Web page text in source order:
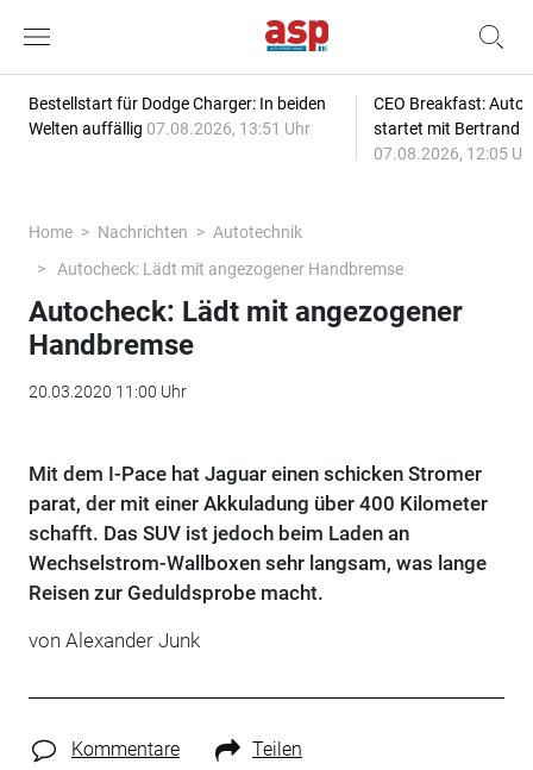
Bestellstart für Dodge Charger: In beiden
Welten auffällig 07.08.2026, 13:51 Uhr
CEO Breakfast:
startet mit Bertrand
07.08.2026, 12:05
Home Nachrichten
Autotechnik
Autocheck: Lädt mit angezogener Handbremse
Autocheck: Lädt mit angezogener
Handbremse
20.03.2020 11:00 Uhr
Mit dem I-Pace hat Jaguar einen schicken Stromer
parat, der mit einer Akkuladung über 400 Kilometer
schafft. Das SUV ist jedoch beim Laden an
Wechselstrom-Wallboxen sehr langsam, was lange
Reisen zur Geduldsprobe macht.
von Alexander Junk
Kommentare Teilen